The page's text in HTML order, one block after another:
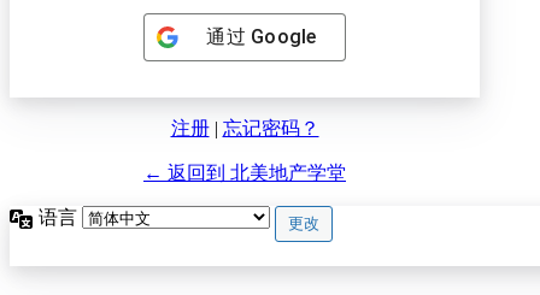
通过 Google
注册| 忘记密码？
← 返回到 北美地产学堂
语言